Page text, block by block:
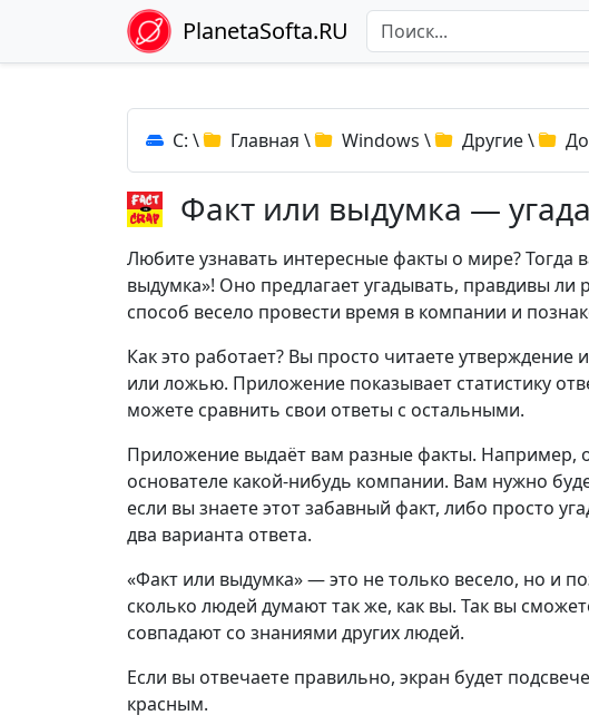
PlanetaSofta.RU
C: \ Главная \ Windows \ Другие\
Факт или выдумка —
Любите узнавать интересные факты о мире? Тогда
выдумка»! Оно предлагает угадывать, правдивы
способ весело провести время в компании и
Как это работает? Вы просто читаете утверждение
или ложью. Приложение показывает статистику
можете сравнить свои ответы с остальными.
Приложение выдаёт вам разные факты. Например,
основателе какой-нибудь компании. Вам нужно
если вы знаете этот забавный факт, либо просто
два варианта ответа.
«Факт или выдумка» — это не только весело, но и
сколько людей думают так же, как вы. Так вы
совпадают со знаниями других людей.
Если вы отвечаете правильно, экран будет
красным.